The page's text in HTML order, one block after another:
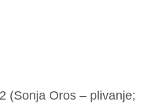
(Sonja Oros – plivanje;